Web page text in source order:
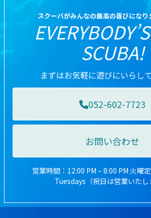
スクーバがみんなの最高の喜びになり
SCUBA!
まずはお気軽に遊びにいらし
052-602-7723
お問い合わせ
営業時間：12:00 PM – 8:00 PM 火曜
Tuesdays（祝日は営業いたし